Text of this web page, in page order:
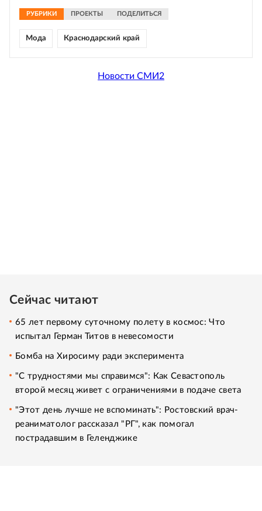
РУБРИКИ ПРОЕКТЫ ПОДЕЛИТЬСЯ
Мода Краснодарский край
Новости СМИ2
Сейчас читают
65 лет первому суточному полету в космос: Что
испытал Герман Титов в невесомости
Бомба на Хиросиму ради эксперимента
"С трудностями мы справимся": Как Севастополь
второй месяц живет с ограничениями в подаче света
"Этот день лучше не вспоминать": Ростовский врач-
реаниматолог рассказал "РГ", как помогал
пострадавшим в Геленджике